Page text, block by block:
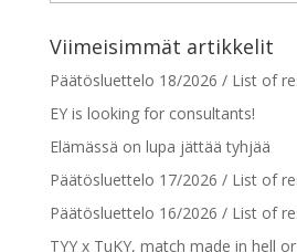
Viimeisimmät artikkelit
Päätösluettelo 18/2026 / List of
EY is looking for consultants!
Elämässä on lupa jättää tyhjää
Päätösluettelo 17/2026 / List of
Päätösluettelo 16/2026 / List of
TYY x TuKY, match made in hell